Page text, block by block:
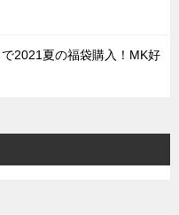
2021夏の福袋購入！MK好